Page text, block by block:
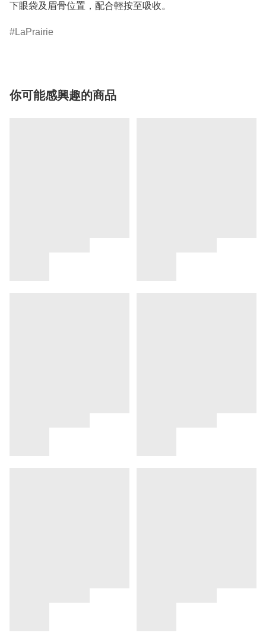
下眼袋及眉骨位置，配合輕按至吸收。
LaPrairie
你可能感興趣的商品